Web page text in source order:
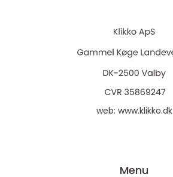
web: www.klikko.dk
Menu